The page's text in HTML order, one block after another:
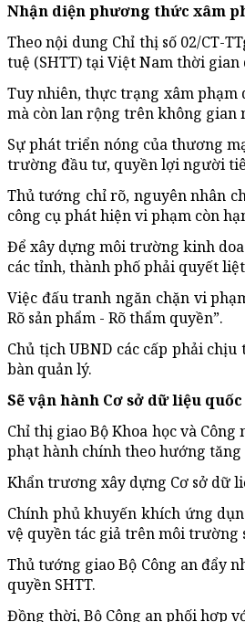
Nhận diện phương thức xâm
Theo nội dung Chỉ thị số 02/CT-
tuệ (SHTT) tại Việt Nam thời
Tuy nhiên, thực trạng xâm
mà còn lan rộng trên không gian
Sự phát triển nóng của thương
trường đầu tư, quyền lợi người
Thủ tướng chỉ rõ, nguyên nhân
công cụ phát hiện vi phạm còn
Để xây dựng môi trường kinh
các tỉnh, thành phố phải quyết
Việc đấu tranh ngăn chặn vi
Rõ sản phẩm - Rõ thẩm quyền”.
Chủ tịch UBND các cấp phải
bàn quản lý.
Sẽ vận hành Cơ sở dữ liệu
Chỉ thị giao Bộ Khoa học và
phạt hành chính theo hướng
Khẩn trương xây dựng Cơ sở dữ
Chính phủ khuyến khích ứng
vệ quyền tác giả trên môi trường
Thủ tướng giao Bộ Công an đẩy
quyền SHTT.
Đồng thời, Bộ Công an phối hợp